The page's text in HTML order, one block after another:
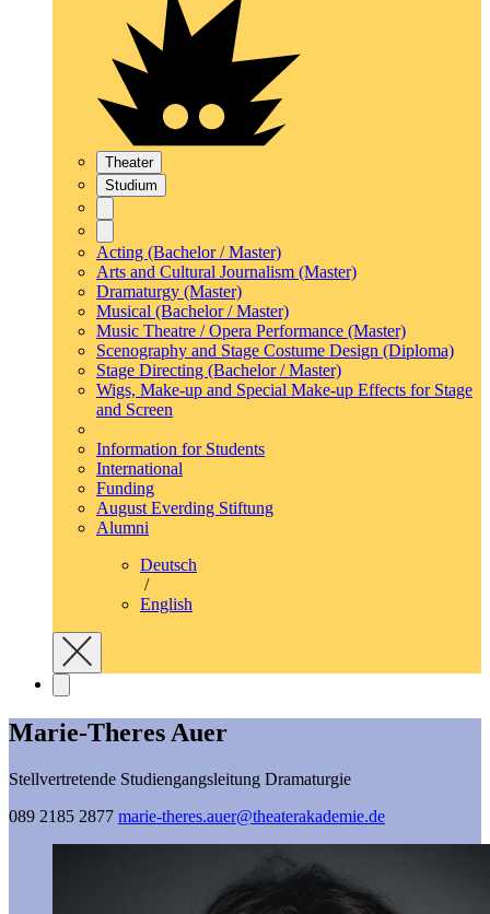
Theater
Studium
Acting (Bachelor / Master)
Arts and Cultural Journalism (Master)
Dramaturgy (Master)
Musical (Bachelor / Master)
Music Theatre / Opera Performance (Master)
Scenography and Stage Costume Design (Diploma)
Stage Directing (Bachelor / Master)
Wigs, Make-up and Special Make-up Effects for Stage
and Screen
Information for Students
International
Funding
August Everding Stiftung
Alumni
Deutsch
/
English
Marie-Theres Auer
Stellvertretende Studiengangsleitung Dramaturgie
089 2185 2877 marie-theres.auer@­theaterakademie.de